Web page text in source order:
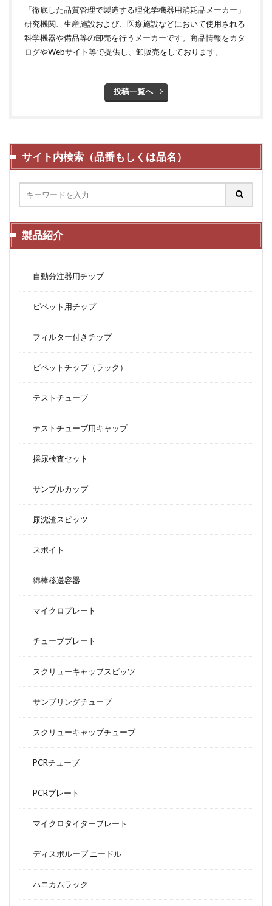
「徹底した品質管理で製造する理化学機器用消耗品メーカー」
研究機関、生産施設および、医療施設などにおいて使用される
科学機器や備品等の卸売を行うメーカーです。商品情報をカタ
ログやWebサイト等で提供し、卸販売をしております。
投稿一覧へ
サイト内検索（品番もしくは品名）
製品紹介
自動分注器用チップ
ピペット用チップ
フィルター付きチップ
ピペットチップ（ラック）
テストチューブ
テストチューブ用キャップ
採尿検査セット
サンプルカップ
尿沈渣スピッツ
スポイト
綿棒移送容器
マイクロプレート
チューブプレート
スクリューキャップスピッツ
サンプリングチューブ
スクリューキャップチューブ
PCRチューブ
PCRプレート
マイクロタイタープレート
ディスポループ ニードル
ハニカムラック